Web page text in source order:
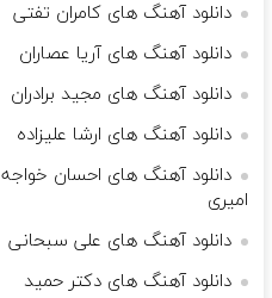
دانلود آهنگ های کامران تفتی
دانلود آهنگ های آریا عصاران
دانلود آهنگ های مجید برادران
دانلود آهنگ های ارشا علیزاده
دانلود آهنگ های احسان خواجه
امیری
دانلود آهنگ های علی سبحانی
دانلود آهنگ های دکتر حمید